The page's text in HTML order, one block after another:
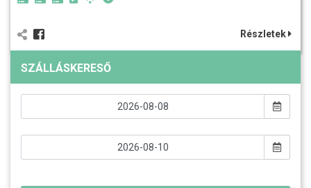
Részletek
SZÁLLÁSKERESŐ